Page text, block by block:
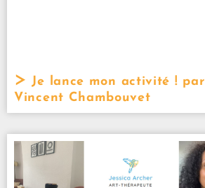
Je lance mon activité ! par
Vincent Chambouvet